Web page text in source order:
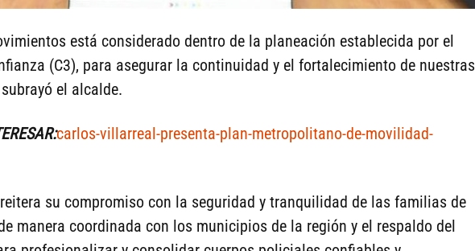
está considerado dentro de la planeación establecida por el
(C3), para asegurar la continuidad y el fortalecimiento de nuestras
el alcalde.
carlos-villarreal-presenta-plan-metropolitano-de-movilidad-
su compromiso con la seguridad y tranquilidad de las familias de
manera coordinada con los municipios de la región y el respaldo del